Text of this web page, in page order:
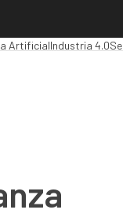
ArtificialIndustria 4.0